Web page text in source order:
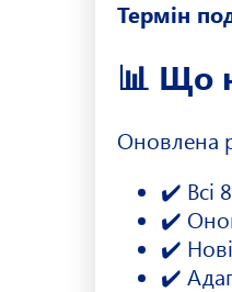
Термін
📊 Що
Оновлена
✔️ Всі
✔️
✔️
✔️